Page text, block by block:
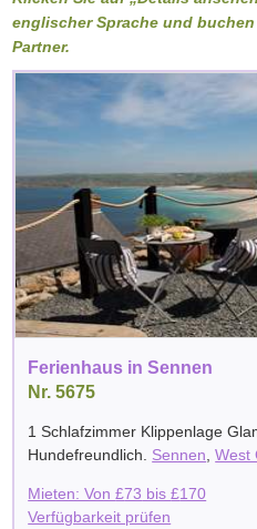
englischer Sprache und
Partner.
Ferienhaus in Sennen
Nr. 5675
1 Schlafzimmer Klippenlage
Hundefreundlich. Sennen ,West
Mieten: Von£73 bis£170
Verfügbarkeit prüfen